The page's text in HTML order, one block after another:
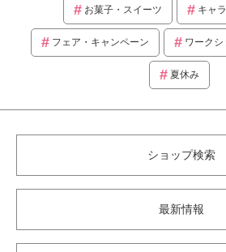
お菓子・スイーツ キャ
フェア・キャンペーン ワークシ
夏休み
ショップ検索
最新情報